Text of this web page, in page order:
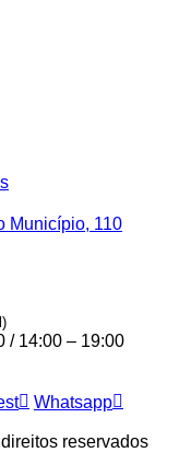
Município, 110
/ 14:00 – 19:00
Whatsapp
reservados